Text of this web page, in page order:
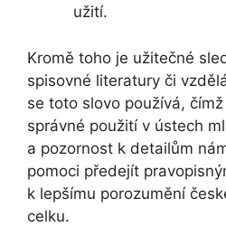
užití.
Kromě toho je užitečné
spisovné literatury či
se toto slovo používá,
správné použití v ústech
a pozornost k detailům
pomoci předejít
k lepšímu porozumění
celku.